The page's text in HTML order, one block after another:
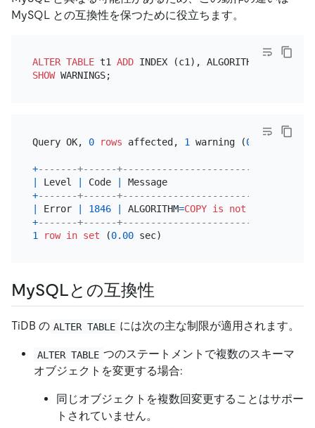
MySQL との互換性を保つために役立ちます。
ALTER TABLE t1 ADD INDEX (c1), ALGORITHM COPY ;
SHOW
Query OK, 0 rows affected, 1 warning (0.25
+-------+------
Level Code
+-------+------
Error 1846 ALGORITHM=COPY is not
+-------+------
1
row in set (0.00
MySQLとの互換性
TiDB の ALTER TABLE には次の主な制限が適用されます。
ALTER TABLE つのステートメントで複数のスキーマ
オブジェクトを変更する場合:
同じオブジェクトを複数回変更することはサポー
トされていません。